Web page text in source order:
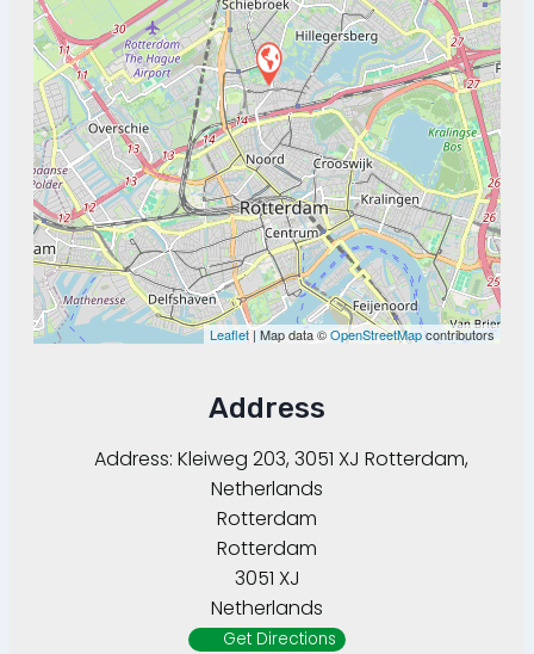
Leaflet| Map data ©OpenStreetMapcontributors
Address
Address: Kleiweg 203, 3051 XJ Rotterdam,
Netherlands
Rotterdam
Rotterdam
3051 XJ
Netherlands
Get Directions